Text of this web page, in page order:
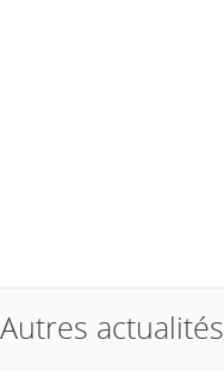
Autres actualités